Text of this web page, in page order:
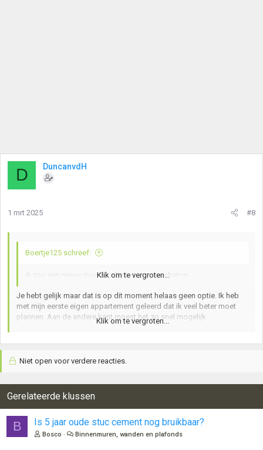
D DuncanvdH
1 mrt 2025 #8
Boertje125 schreef:
ik zou een nieuw muurtje plaatsen van gasbeton
Klik om te vergroten...
Je hebt gelijk maar dat is op dit moment helaas geen optie. Ik heb
met mijn eerste eigen appartement geleerd dat ik veel beter moet
plannen. Aan de andere kant moest het zo snel mogelijk
bewoonbaar zijn en moest de ene kant van de muur snel af (wc) en
Klik om te vergroten...
Niet open voor verdere reacties.
Gerelateerde klussen
B Is 5 jaar oude stuc cement nog bruikbaar?
Bosco Binnenmuren, wanden en plafonds